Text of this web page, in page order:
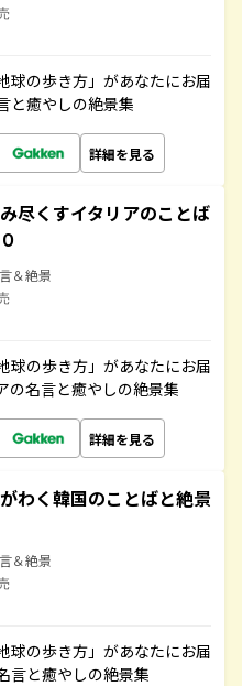
球の歩き方」があなたにお届
と癒やしの絶景集
詳細を見る
尽くすイタリアのことば
＆絶景
球の歩き方」があなたにお届
の名言と癒やしの絶景集
詳細を見る
わく韓国のことばと絶景
＆絶景
球の歩き方」があなたにお届
言と癒やしの絶景集